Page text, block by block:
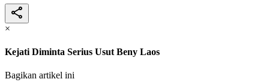
×
Kejati Diminta Serius Usut Beny Laos
Bagikan artikel ini